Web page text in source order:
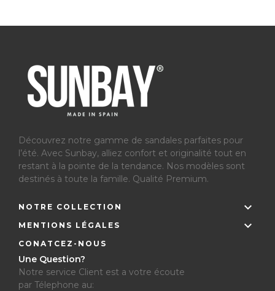
Découvrez notre gamme de sandales parfaites pour
l’été. Avec Sunbay, alliez confort et originalité tout en
restant à la pointe de la tendance. Nos modèles sont
destinés à toute la famille. Qualité Premium.
NOTRE COLLECTION 
MENTIONS LÉGALES 
CONATCEZ-NOUS
Une Question?
Notre service Client est a votre écoute
par Télephone au: